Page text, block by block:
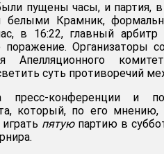
пущены часы, и партия,
Крамник,
в 16:22, главный арбитр
поражение. Организаторы
Апелляционного
суть противоречий
пресс-конференции и
который, по его мнению,
пятуюпартию в